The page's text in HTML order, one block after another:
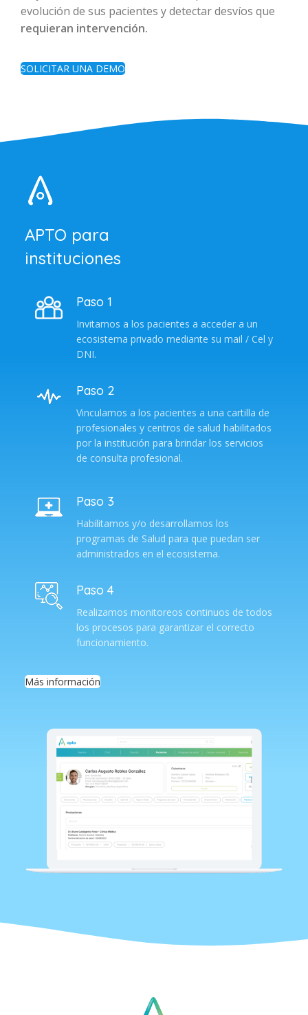
evolución de sus pacientes y detectar desvíos que
requieran intervención.
SOLICITAR UNA DEMO
APTO para
instituciones
Paso 1
Invitamos a los pacientes a acceder a un
ecosistema privado mediante su mail / Cel y
DNI.
Paso 2
Vinculamos a los pacientes a una cartilla de
profesionales y centros de salud habilitados
por la institución para brindar los servicios
de consulta profesional.
Paso 3
Habilitamos y/o desarrollamos los
programas de Salud para que puedan ser
administrados en el ecosistema.
Paso 4
Realizamos monitoreos continuos de todos
los procesos para garantizar el correcto
funcionamiento.
Más información